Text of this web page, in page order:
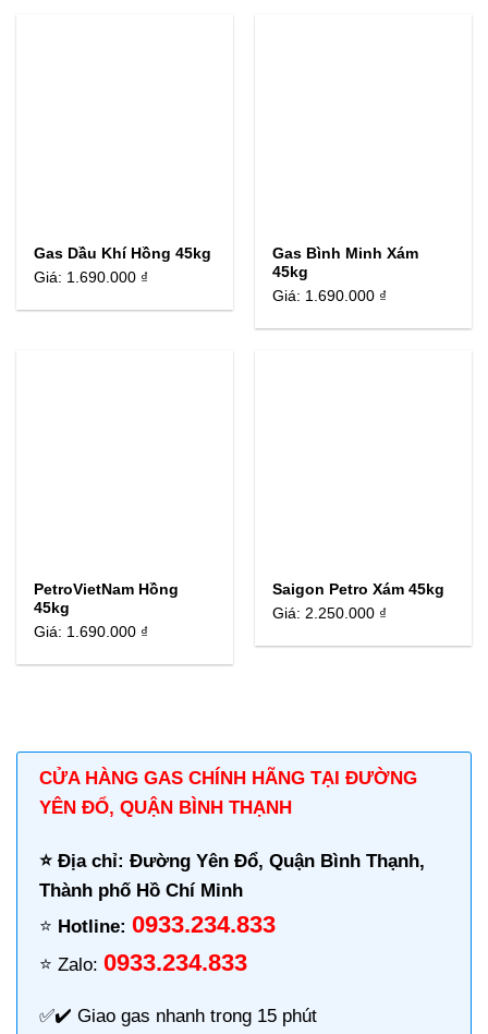
Gas Dầu Khí Hồng 45kg
Giá: 1.690.000 ₫
Gas Bình Minh Xám
45kg
Giá: 1.690.000 ₫
PetroVietNam Hồng
45kg
Giá: 1.690.000 ₫
Saigon Petro Xám 45kg
Giá: 2.250.000 ₫
CỬA HÀNG GAS CHÍNH HÃNG TẠI ĐƯỜNG
YÊN ÐỔ, QUẬN BÌNH THẠNH
⭐️ Địa chỉ: Đường Yên Ðổ, Quận Bình Thạnh,
Thành phố Hồ Chí Minh
⭐️ Hotline: 0933.234.833
⭐️ Zalo: 0933.234.833
✅✔️ Giao gas nhanh trong 15 phút